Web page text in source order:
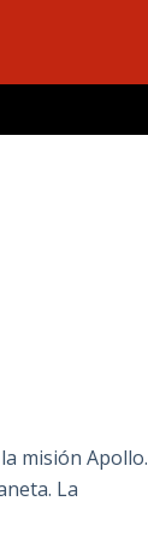
misión Apollo.
La